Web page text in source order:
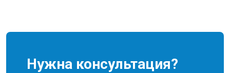
Нужна консультация?